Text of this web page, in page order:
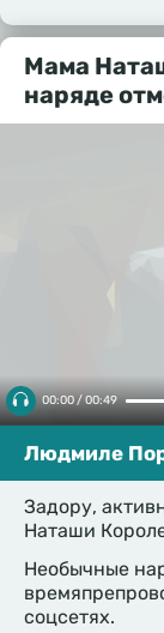
Мама
наряде
00:00 / 00:49
Людмиле
Задору,
Наташи
Необычные
соцсетях.